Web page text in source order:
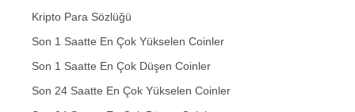
Kripto Para Sözlüğü
Son 1 Saatte En Çok Yükselen Coinler
Son 1 Saatte En Çok Düşen Coinler
Son 24 Saatte En Çok Yükselen Coinler